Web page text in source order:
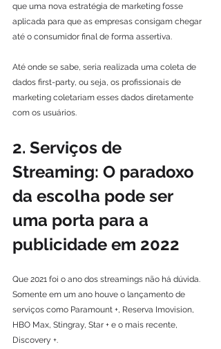
que uma nova estratégia de marketing fosse
aplicada para que as empresas consigam chegar
até o consumidor final de forma assertiva.
Até onde se sabe, seria realizada uma coleta de
dados first-party, ou seja, os profissionais de
marketing coletariam esses dados diretamente
com os usuários.
2. Serviços de
Streaming: O paradoxo
da escolha pode ser
uma porta para a
publicidade em 2022
Que 2021 foi o ano dos streamings não há dúvida.
Somente em um ano houve o lançamento de
serviços como Paramount +, Reserva Imovision,
HBO Max, Stingray, Star + e o mais recente,
Discovery +.